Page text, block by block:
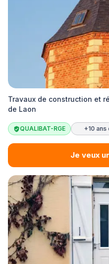
Travaux de construction et
de Laon
QUALIBAT-RGE +10
Je veux